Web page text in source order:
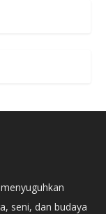
seni, dan budaya